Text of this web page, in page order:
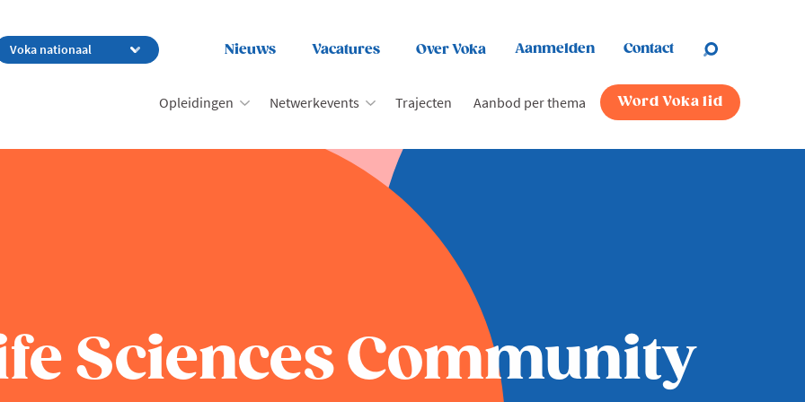
Nieuws Vacatures Over Voka Aanmelden Contact
Opleidingen Netwerkevents Trajecten Aanbod per thema Word Voka lid
Sciences Community